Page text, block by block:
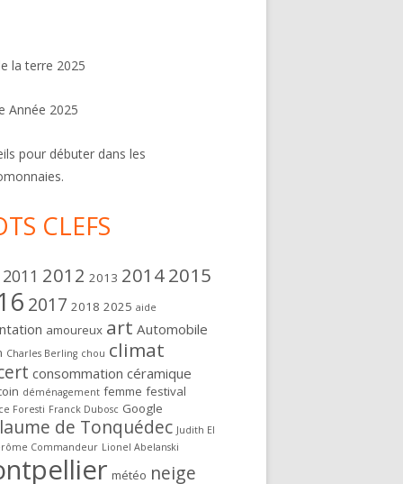
la terre 2025
Année 2025
pour débuter dans les
CLEFS
2011 2012 2013 20142015
2017 2018 2025 aide
amoureux art Automobile
Charles Berling chou climat
consommation céramique
déménagement femme festival
Foresti Franck Dubosc Google
de Tonquédec Judith El
Commandeur Lionel Abelanski
météo neige